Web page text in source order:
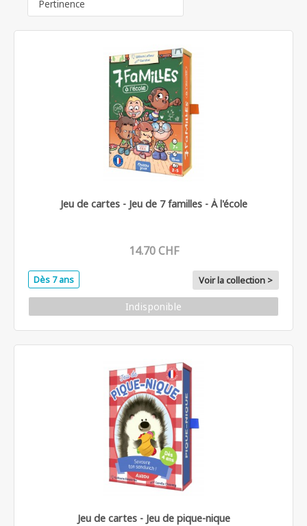
Jeu de cartes - Jeu de 7 familles - À l'école
14.70 CHF
Dès 7 ans Voir la collection >
Indisponible
Jeu de cartes - Jeu de pique-nique